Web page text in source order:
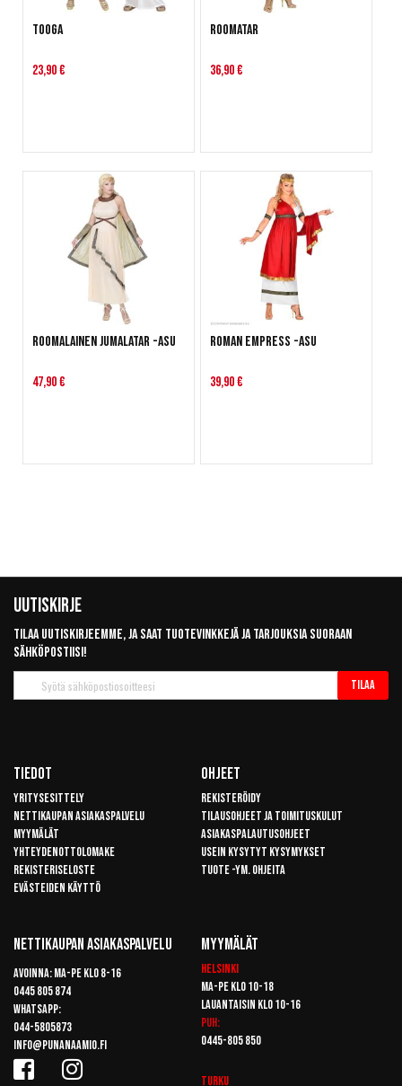
Tooga
23,90 €
Roomatar
36,90 €
Roomalainen jumalatar -asu
47,90 €
Roman Empress -asu
39,90 €
Uutiskirje
Tilaa uutiskirjeemme, ja saat tuotevinkkejä ja tarjouksia suoraan
sähköpostiisi!
uutiskirje
Tilaa
Tiedot
Yritysesittely
Nettikaupan asiakaspalvelu
Myymälät
Yhteydenottolomake
Rekisteriseloste
Evästeiden käyttö
Ohjeet
Rekisteröidy
Tilausohjeet ja toimituskulut
Asiakaspalautusohjeet
Usein kysytyt kysymykset
Tuote -ym. ohjeita
Nettikaupan Asiakaspalvelu
Avoinna: Ma-pe klo 8-16
0445 805 874
Whatsapp:
044-5805873
info@punanaamio.fi
Myymälät
Helsinki
Ma-pe klo 10-18
Lauantaisin klo 10-16
Puh:
0445-805 850
Turku